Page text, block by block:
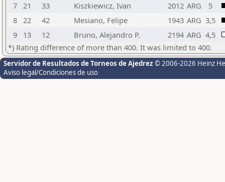
7 21 33 Kiszkiewicz, Ivan 2012 ARG
5
8 22 42 Mesiano, Felipe 1943 ARG 3,5
9
13 12 Bruno, Alejandro P. 2194 ARG 4,5
*) Rating difference of more than 400. It was limited to 400.
Servidor de Resultados de Torneos de Ajedrez © 2006-2026 Heinz
Aviso legal/Condiciones de uso